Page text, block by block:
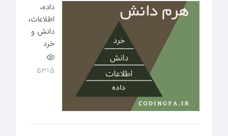
داده،
اطلاعات،
دانش و
خرد
5315